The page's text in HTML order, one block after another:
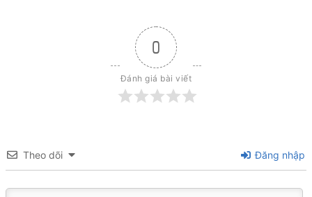
0
Đánh giá bài viết
Theo dõi Đăng nhập